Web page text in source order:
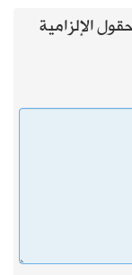
الإلزامية